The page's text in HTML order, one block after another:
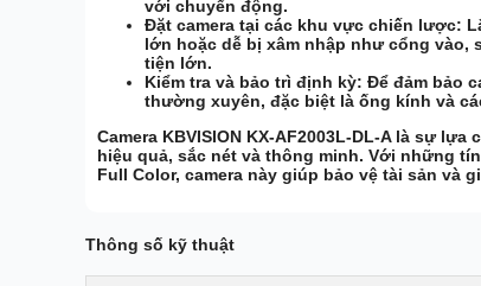
với chuyển động.
Đặt camera tại các khu vực chiến lược:
lớn hoặc dễ bị xâm nhập như cổng
tiện lớn.
Kiểm tra và bảo trì định kỳ: Để đảm bảo
thường xuyên, đặc biệt là ống kính và
Camera KBVISION KX-AF2003L-DL-A là sự
hiệu quả, sắc nét và thông minh. Với những
Full Color, camera này giúp bảo vệ tài sản và
Thông số kỹ thuật